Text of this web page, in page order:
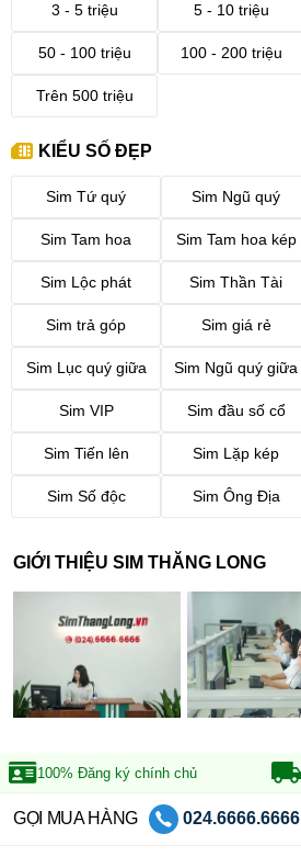
3 - 5 triệu 5 - 10 triệu
50 - 100 triệu 100 - 200 triệu
Trên 500 triệu
KIỂU SỐ ĐẸP
Sim Tứ quý Sim Ngũ quý
Sim Tam hoa Sim Tam hoa kép
Sim Lộc phát Sim Thần Tài
Sim trả góp Sim giá rẻ
Sim Lục quý giữa Sim Ngũ quý giữa
Sim VIP Sim đầu số cổ
Sim Tiến lên Sim Lặp kép
Sim Số độc Sim Ông Địa
GIỚI THIỆU SIM THĂNG LONG
100% Đăng ký chính chủ
GỌI MUA HÀNG 024.6666.6666